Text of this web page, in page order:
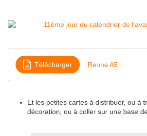
Télécharger Renne A5
Et les petites cartes à distribuer, ou à
décoration, ou à coller sur une base